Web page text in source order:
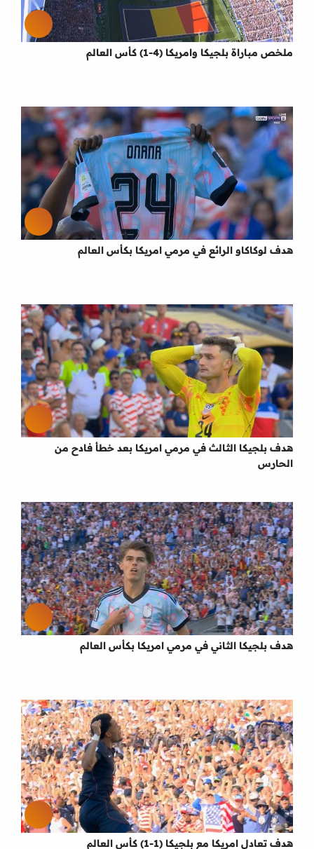
ملخص مباراة بلجيكا وامريكا (4-1) كأس العالم
هدف لوكاكاو الرائع في مرمي امريكا بكأس العالم
هدف بلجيكا الثالث في مرمي امريكا بعد خطأ فادح من
الحارس
هدف بلجيكا الثاني في مرمي امريكا بكأس العالم
هدف تعادل امريكا مع بلجيكا (1-1) كأس العالم